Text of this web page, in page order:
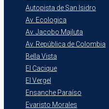
Autopista de San Isidro
Av. Ecologica
Av. Jacobo Majluta
Av. República de Colombia
Bella Vista
El Cacique
El Vergel
Ensanche Paraíso
Evaristo Morales